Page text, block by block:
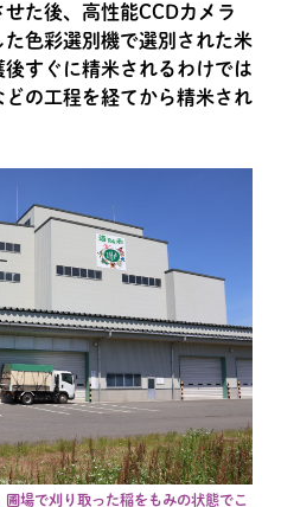
た後、高性能CCDカメラ
色彩選別機で選別された米
すぐに精米されるわけでは
の工程を経てから精米され
場で刈り取った稲をもみの状態でこ